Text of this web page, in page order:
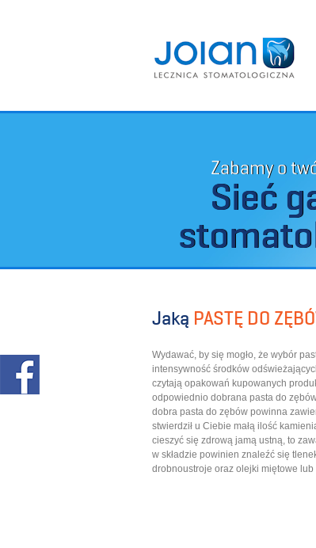
Zabamy o
Sieć
Jaką PASTĘ DO
Wydawać, by się mogło, że wybór
intensywność środków
czytają opakowań kupowanych
odpowiednio dobrana pasta do
dobra pasta do zębów powinna
stwierdził u Ciebie małą ilość
cieszyć się zdrową jamą ustną, to
w składzie powinien znaleźć się
drobnoustroje oraz olejki miętowe